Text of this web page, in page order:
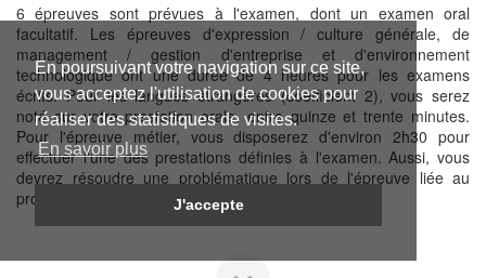
En poursuivant votre navigation sur ce site,
vous acceptez l'utilisation de cookies pour
réaliser des statistiques de visites.
En savoir plus
J'accepte
6 épreuves sont prévues à l'examen, dont un examen oral
facultatif. Les épreuves d'expression / culture générale, de
management / gestion d'entreprise et d'environnement
technologique ont une durée de 4 heures pour les examens
écrits. Pour les langues étrangères (coefficient 2), vous serez
noté sur votre prestation orale, entre quinze et trente minutes.
Pour l'épreuve métier, vous disposerez d'environ 2h30 pour
effectuer l'une des prestations définies à l'examen. Aussi, vous
devrez résoudre une problématique lors de l'épreuve liée au
projet, avec dossier à l'appui.